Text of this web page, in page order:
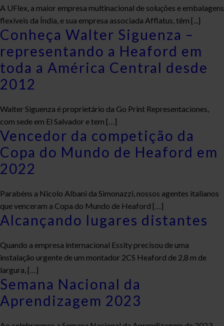
A UFlex, a maior empresa multinacional de soluções e embalagens
flexíveis da Índia, e sua empresa associada Afflatus, têm [...]
Conheça Walter Siguenza –
representando a Heaford em
toda a América Central desde
2012
Walter Siguenza é proprietário da Go Print Representaciones,
com sede em El Salvador e tem […]
Vencedor da competição da
Copa do Mundo de Heaford em
2022
Parabéns a Nicolo Albani da Simonazzi, nossos agentes italianos
que venceram a Copa do Mundo de Heaford […]
Alcançando lugares distantes
Quando a empresa internacional Essity precisou de uma
instalação urgente de um montador 2CS Heaford de 2,8 m de
largura, […]
Semana Nacional da
Aprendizagem 2023